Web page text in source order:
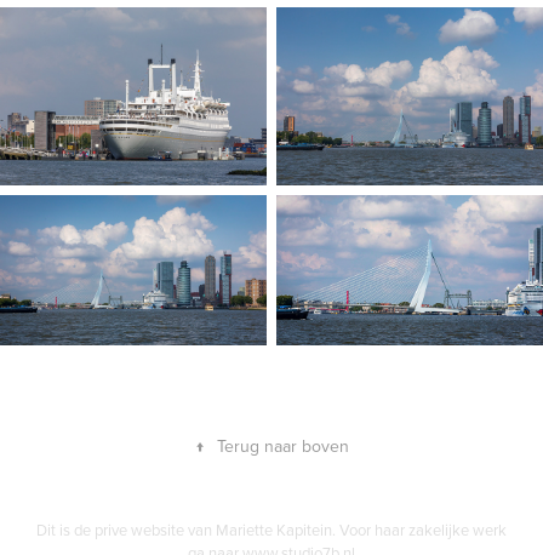
↑ Terug naar boven
Dit is de prive website van Mariette Kapitein. Voor haar zakelijke werk